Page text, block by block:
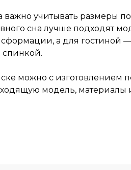
учитывать размеры
сна лучше подходят
а для гостиной
спинкой.
можно с изготовлением
модель, материалы